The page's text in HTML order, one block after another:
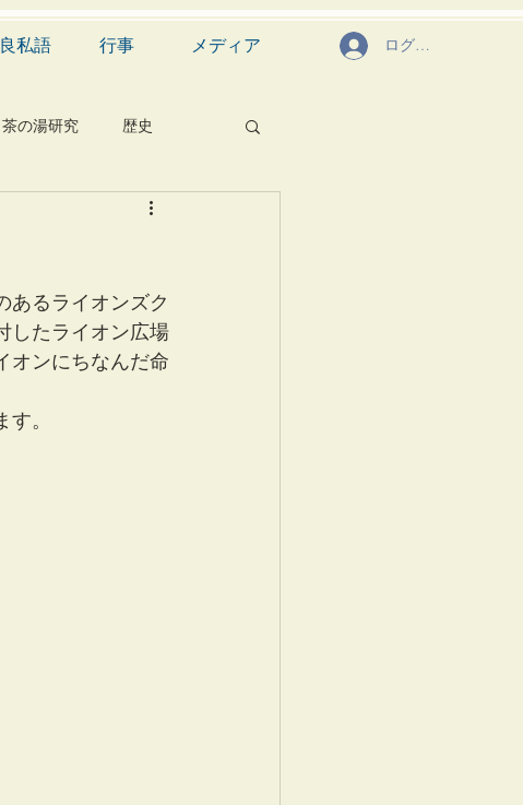
私語 行事 メディア ログイン
茶の湯研究 歴史
食文化
芸能 茶道具
あるライオンズク
したライオン広場
オンにちなんだ命
。